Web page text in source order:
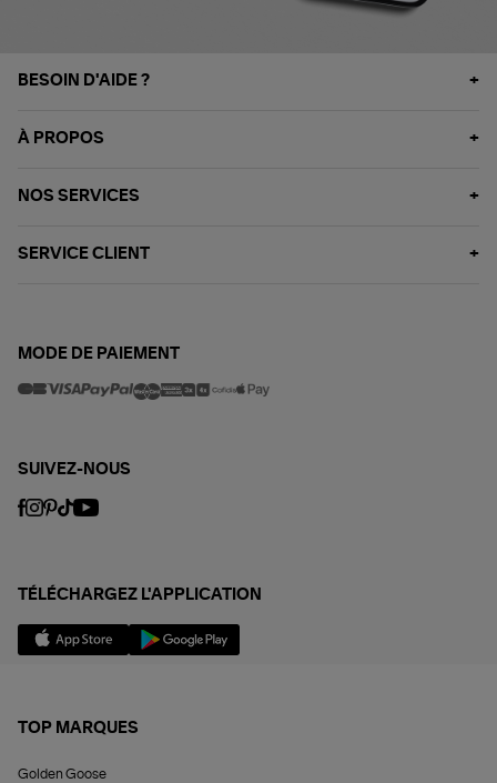
BESOIN D'AIDE ?
À PROPOS
NOS SERVICES
SERVICE CLIENT
MODE DE PAIEMENT
SUIVEZ-NOUS
TÉLÉCHARGEZ L'APPLICATION
TOP MARQUES
Golden Goose